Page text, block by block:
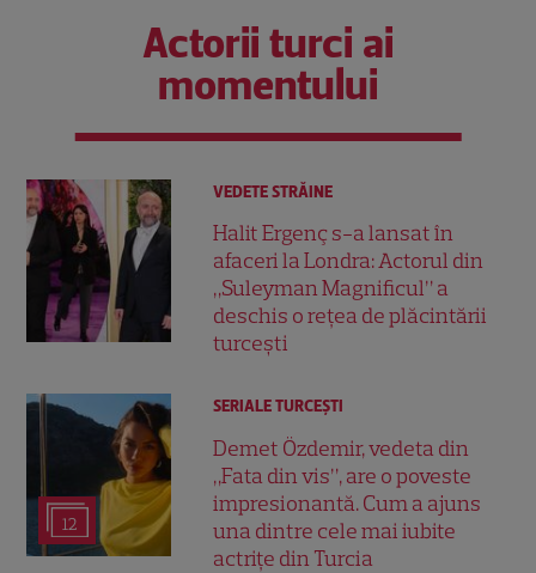
Actorii turci ai
momentului
VEDETE STRĂINE
Halit Ergenç s-a lansat în
afaceri la Londra: Actorul din
„Suleyman Magnificul” a
deschis o rețea de plăcintării
turcești
12
SERIALE TURCEŞTI
Demet Özdemir, vedeta din
„Fata din vis”, are o poveste
impresionantă. Cum a ajuns
una dintre cele mai iubite
actrițe din Turcia